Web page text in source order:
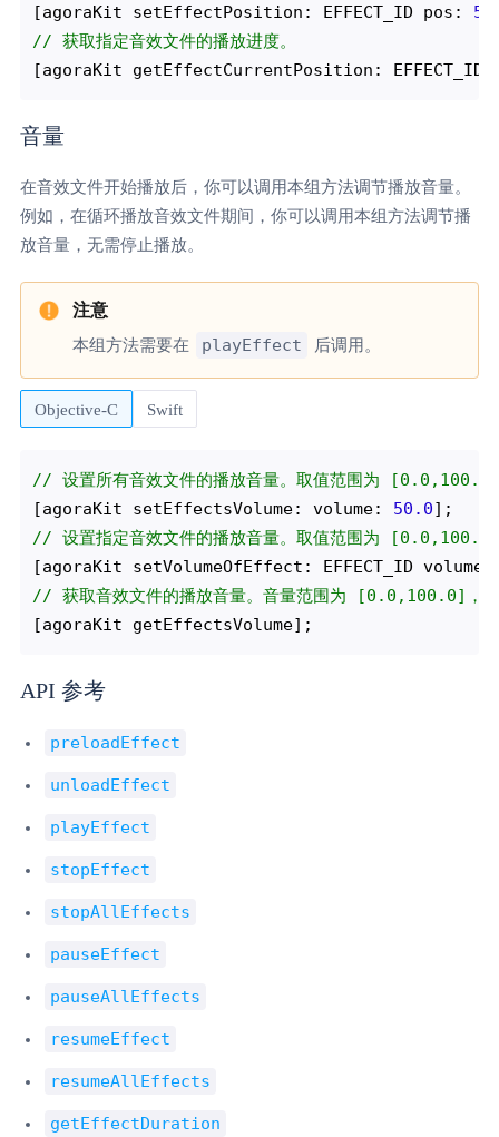
[agoraKit setEffectPosition: EFFECT_ID pos:
// 获取指定音效文件的播放进度。
音量
在音效文件开始播放后，你可以调用本组方法调节播放音量。
例如，在循环播放音效文件期间，你可以调用本组方法调节播
放音量，无需停止播放。
本组方法需要在 playEffect 后调用。
Objective-C Swift
// 设置所有音效文件的播放音量。取值范围为
[agoraKit setEffectsVolume: volume: 50.0
// 设置指定音效文件的播放音量。取值范围为
[agoraKit setVolumeOfEffect: EFFECT_ID
// 获取音效文件的播放音量。音量范围为 [0.0,100.0]，
API 参考
preloadEffect
unloadEffect
playEffect
stopEffect
stopAllEffects
pauseEffect
pauseAllEffects
resumeEffect
resumeAllEffects
getEffectDuration